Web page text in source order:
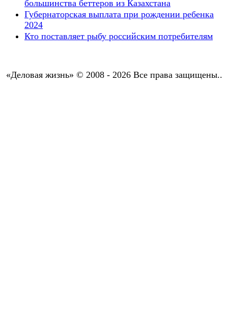
большинства беттеров из Казахстана
Губернаторская выплата при рождении ребенка
2024
Кто поставляет рыбу российским потребителям
«Деловая жизнь» © 2008 - 2026 Все права защищены..